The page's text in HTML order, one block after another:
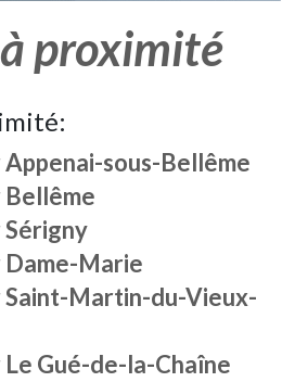
proximité
Appenai-sous-Bellême
Bellême
Sérigny
Dame-Marie
Saint-Martin-du-Vieux-
Le Gué-de-la-Chaîne